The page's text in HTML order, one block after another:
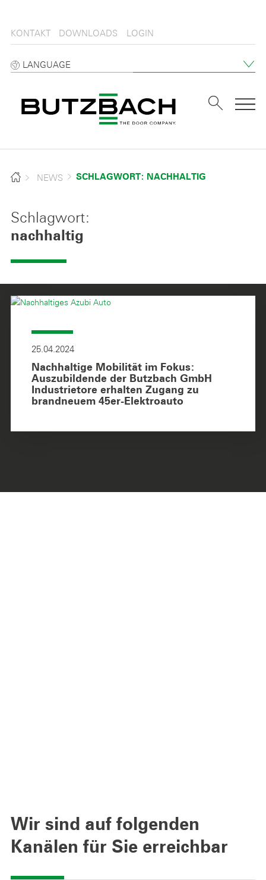
KONTAKT DOWNLOADS LOGIN
LANGUAGE
NEWS SCHLAGWORT: NACHHALTIG
Schlagwort:
nachhaltig
25.04.2024
Nachhaltige Mobilität im Fokus:
Auszubildende der Butzbach GmbH
Industrietore erhalten Zugang zu
brandneuem 45er-Elektroauto
Wir sind auf folgenden
Kanälen für Sie erreichbar